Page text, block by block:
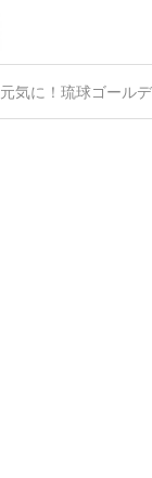
気に！琉球ゴール